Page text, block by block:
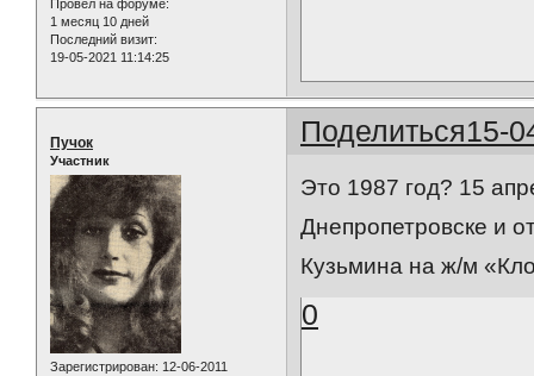
Провел на форуме:
1 месяц 10 дней
Последний визит:
19-05-2021 11:14:25
Поделиться15-
Пучок
Участник
Зарегистрирован: 12-06-2011
Это 1987 год? 15
Днепропетровске и
Кузьмина на ж/м
0